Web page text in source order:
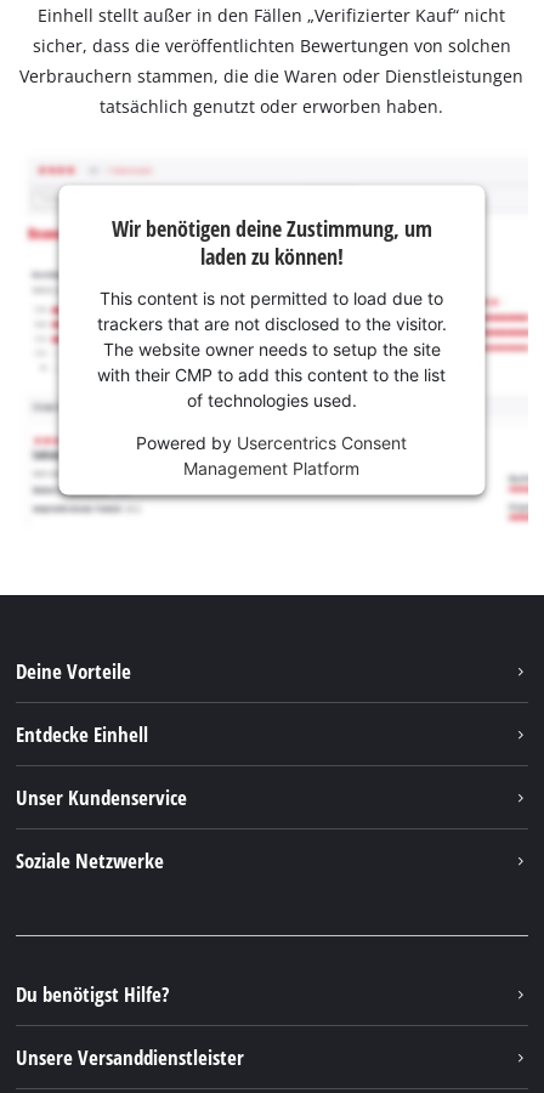
Einhell stellt außer in den Fällen „Verifizierter Kauf“ nicht
sicher, dass die veröffentlichten Bewertungen von solchen
Verbrauchern stammen, die die Waren oder Dienstleistungen
tatsächlich genutzt oder erworben haben.
Wir benötigen deine Zustimmung, um
laden zu können!
This content is not permitted to load due to
trackers that are not disclosed to the visitor.
The website owner needs to setup the site
with their CMP to add this content to the list
of technologies used.
Powered by Usercentrics Consent
Management Platform
Deine Vorteile
Entdecke Einhell
Nachhaltigkeit
Unser Kundenservice
FAQs
Rücksendungen / Widerruf
Verpackungsrichtlinien
Soziale Netzwerke
Instagram
TikTok
Pinterest
Du benötigst Hilfe?
Unsere Versanddienstleister